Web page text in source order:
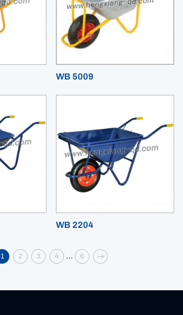
WB 5009
WB 2204
1 2 3 4 ... 6